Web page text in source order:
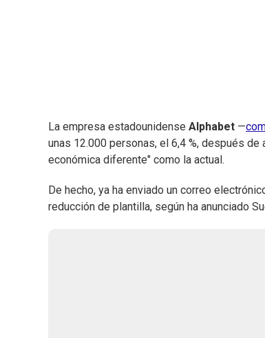
La empresa estadounidense Alphabet —
unas 12.000 personas, el 6,4 %, después
económica diferente" como la actual.
De hecho, ya ha enviado un correo
reducción de plantilla, según ha anunciado